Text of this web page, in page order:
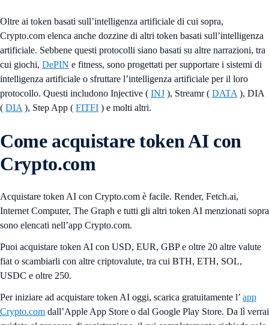
Oltre ai token basati sull’intelligenza artificiale di cui sopra,
Crypto.com elenca anche dozzine di altri token basati sull’intelligenza
artificiale. Sebbene questi protocolli siano basati su altre narrazioni, tra
cui giochi, DePIN e fitness, sono progettati per supportare i sistemi di
intelligenza artificiale o sfruttare l’intelligenza artificiale per il loro
protocollo. Questi includono Injective ( INJ ), Streamr ( DATA ), DIA
( DIA ), Step App ( FITFI ) e molti altri.
Come acquistare token AI con
Crypto.com
Acquistare token AI con Crypto.com è facile. Render, Fetch.ai,
Internet Computer, The Graph e tutti gli altri token AI menzionati sopra
sono elencati nell’app Crypto.com.
Puoi acquistare token AI con USD, EUR, GBP e oltre 20 altre valute
fiat o scambiarli con altre criptovalute, tra cui BTH, ETH, SOL,
USDC e oltre 250.
Per iniziare ad acquistare token AI oggi, scarica gratuitamente l’ app
Crypto.com dall’Apple App Store o dal Google Play Store. Da lì verrai